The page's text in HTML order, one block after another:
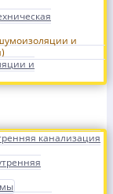
и
канализация